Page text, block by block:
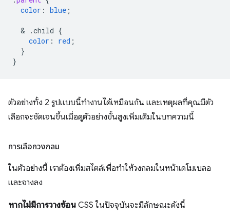
color : blue ;
  &
.child {
color : red ;
}
}
ตัวอย่างทั้ง 2 รูปแบบนี้ทํางานได้เหมือนกัน และเหตุผลที่คุณมีตัว
เลือกจะชัดเจนขึ้นเมื่อดูตัวอย่างขั้นสูงเพิ่มเติมในบทความนี้
การเลือกวงกลม
ในตัวอย่างนี้ เราต้องเพิ่มสไตล์เพื่อทำให้วงกลมในหน้าเดโมเบลอ
และจางลง
หากไม่มีการวางซ้อน CSS ในปัจจุบันจะมีลักษณะดังนี้